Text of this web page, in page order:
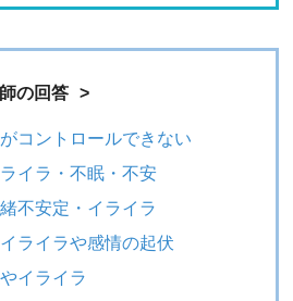
の回答
コントロールできない
イラ・不眠・不安
不安定・イライラ
ライラや感情の起伏
イライラ